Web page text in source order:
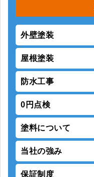
外壁塗装
屋根塗装
防水工事
0円点検
塗料について
当社の強み
保証制度